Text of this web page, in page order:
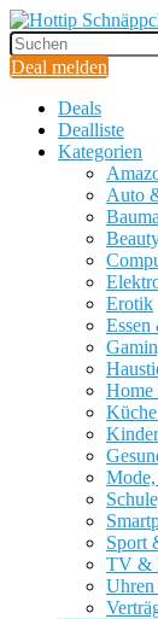
Deal melden
Deals
Dealliste
Kategorien
Auto
Erotik
Mode,
Sport
TV &